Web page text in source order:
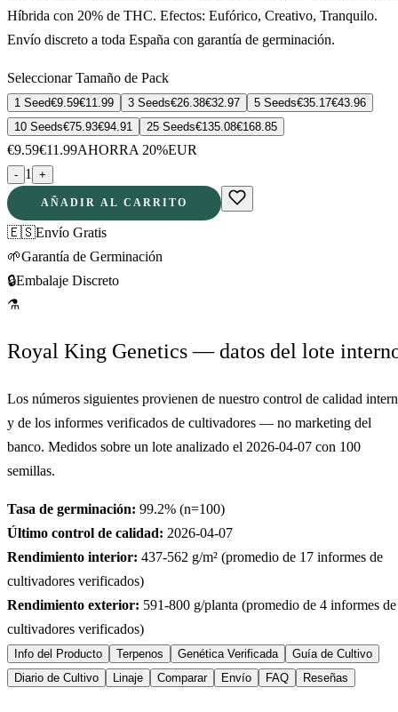
Híbrida con 20% de THC. Efectos: Eufórico, Creativo, Tranquilo.
Envío discreto a toda España con garantía de germinación.
Seleccionar Tamaño de Pack
1 Seed€9.59€11.99 3 Seeds€26.38€32.97 5 Seeds€35.17€43.96
10 Seeds€75.93€94.91 25 Seeds€135.08€168.85
€9.59€11.99AHORRA 20%EUR
- 1 +
AÑADIR AL CARRITO
🇪🇸Envío Gratis
🌱Garantía de Germinación
🔒Embalaje Discreto
⚗
Royal King Genetics — datos del lote
Los números siguientes provienen de nuestro control de calidad
y de los informes verificados de cultivadores — no marketing del
banco. Medidos sobre un lote analizado el 2026-04-07 con 100
semillas.
Tasa de germinación: 99.2% (n=100)
Último control de calidad: 2026-04-07
Rendimiento interior: 437-562 g/m² (promedio de 17 informes de
cultivadores verificados)
Rendimiento exterior: 591-800 g/planta (promedio de 4 informes de
cultivadores verificados)
Info del Producto Terpenos Genética Verificada
Guía de Cultivo
Diario de Cultivo
Linaje Comparar Envío FAQ Reseñas